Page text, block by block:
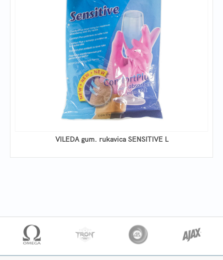
VILEDA gum. rukavica SENSITIVE L